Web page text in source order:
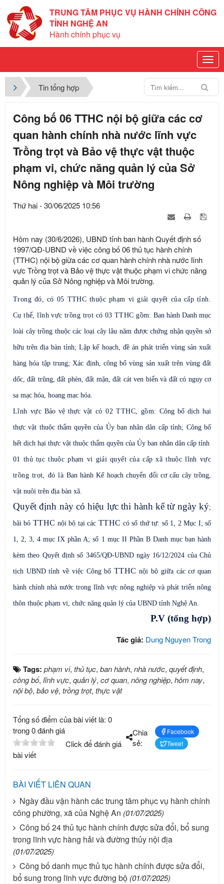
TRUNG TÂM PHỤC VỤ HÀNH CHÍNH CÔNG
TỈNH NGHỆ AN
Hành chính phục vụ
Tin tổng hợp
Công bố 06 TTHC nội bộ giữa các cơ
quan hành chính nhà nước lĩnh vực
Trồng trọt và Bảo vệ thực vật thuộc
phạm vi, chức năng quản lý của Sở
Nông nghiệp và Môi trường
Thứ hai - 30/06/2025 10:56
Hôm nay (30/6/2026), UBND tỉnh ban hành Quyết định số
1997/QĐ-UBND về việc công bố 06 thủ tục hành chính
(TTHC) nội bộ giữa các cơ quan hành chính nhà nước lĩnh
vực Trồng trọt và Bảo vệ thực vật thuộc phạm vi chức năng
quản lý của Sở Nông nghiệp và Môi trường.
Trong đó, có 05 TTHC thuộc phạm vi giải quyết của cấp tỉnh.
Cụ thể, lĩnh vực trồng trọt có 03 TTHC gồm: Ban hành Danh mục
loài cây trồng thuộc các loại cây lâu năm được chứng nhận quyền sở
hữu trên địa bàn tỉnh; Lập kế hoạch, đề án phát triển vùng sản xuất
hàng hóa tập trung; Xác định, công bố vùng sản xuất trên vùng đất
dốc, đất trũng, đất phèn, đất mặn, đất cát ven biển và đất có nguy cơ
sa mạc hóa, hoang mạc hóa.
Lĩnh vực Bảo vệ thực vật có 02 TTHC, gồm: Công bố dịch hại
thực vật thuộc thẩm quyền của Ủy ban nhân dân cấp tỉnh; Công bố
hết dịch hại thực vật thuộc thẩm quyền của Ủy ban nhân dân cấp tỉnh
01 thủ tục thuộc phạm vi giải quyết của cấp xã thuộc lĩnh vực
trồng trọt, đó là Ban hành Kế hoạch chuyển đổi cơ cấu cây trồng,
vật nuôi trên địa bàn xã.
Quyết định này có hiệu lực thi hành kể từ ngày ký;
bãi bỏ TTHC nội bộ tại các TTHC có số thứ tự: số 1, 2 Mục I; số
1, 2, 3, 4 mục IX phần A; số 1 mục II Phần B Danh mục ban hành
kèm theo Quyết định số 3465/QĐ-UBND ngày 16/12/2024 của Chủ
tịch UBND tỉnh về việc Công bốTTHC nội bộ giữa các cơ quan
hành chính nhà nước trong lĩnh vực nông nghiệp và phát triển nông
thôn thuộc phạm vi, chức năng quản lý của UBND tỉnh Nghệ An.
P.V (tổng hợp)
Tác giả: Dung Nguyen Trong
Tags: phạm vi, thủ tục, ban hành, nhà nước, quyết định,
công bố, lĩnh vực, quản lý, cơ quan, nông nghiệp, hôm nay,
nội bộ, bảo vệ, trồng trọt, thực vật
Tổng số điểm của bài viết là: 0
trong 0 đánh giá
Click để đánh giá
bài viết
Chia
sẻ:
Facebook
Tweet
BÀI VIẾT LIÊN QUAN
Ngày đầu vận hành các trung tâm phục vụ hành chính
công phường, xã của Nghệ An (01/07/2025)
Công bố 24 thủ tục hành chính được sửa đổi, bổ sung
trong lĩnh vực hàng hải và đường thủy nội địa
(01/07/2025)
Công bố danh mục thủ tục hành chính được sửa đổi,
bổ sung trong lĩnh vực đường bộ (01/07/2025)